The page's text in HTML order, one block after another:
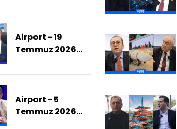
Airport - 19
Temmuz 2026
Uçaklarda Hangi
Standart
Olacak?)
Airport - 5
Temmuz 2026